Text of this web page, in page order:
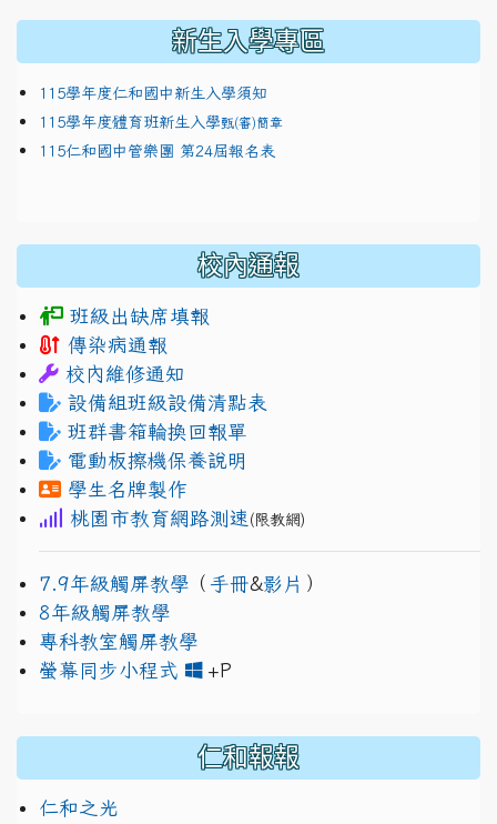
新生入學專區
115學年度仁和國中新生入學須知
115學年度體育班新生入學甄(審)簡章
115仁和國中管樂團 第24屆報名表
校內通報
班級出缺席填報
傳染病通報
校內維修通知
設備組班級設備清點表
班群書箱輪換回報單
電動板擦機保養說明
學生名牌製作
桃園市教育網路測速 (限教網)
7.9年級觸屏教學 （ 手冊&影片 ）
8年級觸屏教學
專科教室觸屏教學
螢幕同步小程式
+P
仁和報報
仁和之光